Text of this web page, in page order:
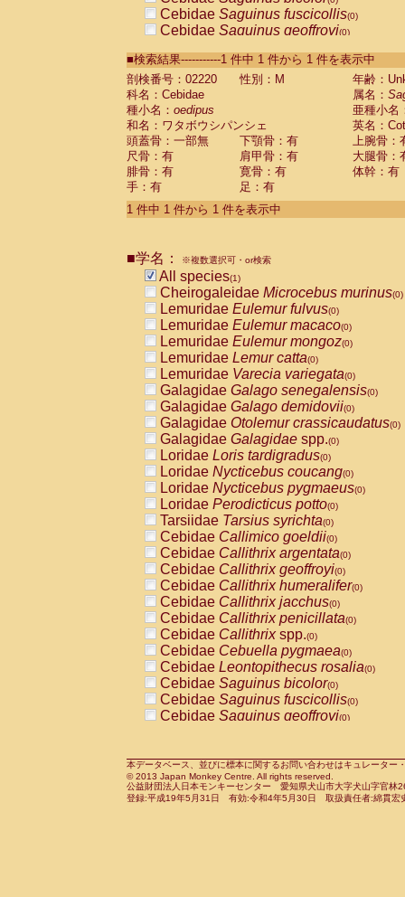
Cebidae Saguinus fuscicollis(0)
Cebidae Saguinus geoffroyi(0)
CebidaeSaguinus labiatus(0)
Cebidae Saguinus leucopus (0)
Cebidae
Cebidae
CebidaeSaguinus nigricollis (0)
Cebidae Saguinus oedipus
Cebidae Saguinus weddelli
Cebidae Saguinusspp.
Cebidae Aotus trivirgatus
Cebidae Cebus albifrons
CebidaeCebus nigrivittatus
CebidaeCebus
CebidaeSaimiri boliviensis(0)
CebidaeSaimiri sciureus(0)
AtelidaeAlouatta caraya(0)
AtelidaeAlouatta fusca(0)
AtelidaeAlouatta seniculus
AtelidaeAlouattaspp.(0)
AtelidaeAteles belzebuth(0)
AtelidaeAteles geoffroyi(0)
AtelidaeAteles paniscus(0)
AtelidaeAtelesspp.(0)
Atelidae Lagothrix lagothricha
AtelidaeLagothrix lagothricha cana
PitheciidaeCacajao calvus
PitheciidaeCallicebus cupreus
PitheciidaeCallicebus donacophilus
PitheciidaeCallicebus moloch
PitheciidaeCallicebus torquatus
PitheciidaeCallicebusspp.(0)
PitheciidaeChiropotes satanas(0)
PitheciidaePithecia monachus
PitheciidaePithecia pithecia(0)
CercopithecidaeCercocebus agilis
CercopithecidaeCercocebus
CercopithecidaeCercocebus
CercopithecidaeCercocebus
CercopithecidaeCercocebus
CercopithecidaeCercocebushybrid
CercopithecidaePapio anubis(0)
CercopithecidaePapio cynocephalus
CercopithecidaePapio hamadryas(0)
■検索結果-----------1 件中 1 件から 1 件を表示中
剖検番号：02220
性別：M
年齢：
科名：Cebidae
属名：
種小名： oedipus
亜種小名
和名：ワタボウシパンシェ
英名：
頭蓋骨：一部無
下顎骨：有
上腕骨：
尺骨：有
肩甲骨：有
大腿骨：
腓骨：有
寛骨：有
体幹：有
手：有
足：有
1 件中 1 件から 1 件を表示中
■学名： ※複数選択可・or検索
All species(1)
Cheirogaleidae Microcebus murinus(0)
Lemuridae Eulemur fulvus(0)
Lemuridae Eulemur macaco(0)
Lemuridae Eulemur mongoz(0)
Lemuridae Lemur catta(0)
Lemuridae Varecia variegata(0)
Galagidae Galago senegalensis(0)
Galagidae Galago demidovii(0)
Galagidae Otolemur crassicaudatus(0)
Galagidae Galagidae spp.(0)
Loridae Loris tardigradus(0)
Loridae Nycticebus coucang(0)
Loridae Nycticebus pygmaeus(0)
Loridae Perodicticus potto(0)
Tarsiidae Tarsius syrichta(0)
Cebidae Callimico goeldii(0)
Cebidae Callithrix argentata(0)
Cebidae Callithrix geoffroyi(0)
Cebidae Callithrix humeralifer(0)
Cebidae Callithrix jacchus(0)
Cebidae Callithrix penicillata(0)
Cebidae Callithrixspp.(0)
Cebidae Cebuella pygmaea(0)
Cebidae Leontopithecus rosalia(0)
Cebidae Saguinus bicolor(0)
Cebidae Saguinus fuscicollis(0)
Cebidae Saguinus geoffroyi(0)
CebidaeSaguinus leucopus(0)
CebidaeSaguinus midas(0)
Cebidae Saguinus mystax(0)
本データベース、並びに標本に関するお問い合わせはキュレータ
© 2013 Japan Monkey Centre. All rights reserved.
公益財団法人日本モンキーセンター 愛知県犬山市大字犬山字官
登録:平成19年5月31日 有効:令和4年5月30日 取扱責任者:綿貫宏